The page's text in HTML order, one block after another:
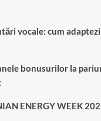
vocale: cum
bonusurilor la
ENERGY WEEK